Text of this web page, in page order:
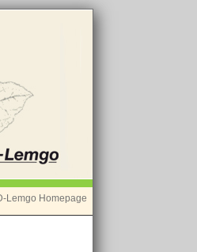
Lemgo Homepage